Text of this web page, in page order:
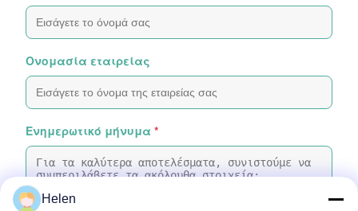
Ονομασία εταιρείας
Ενημερωτικό μήνυμα *
Helen